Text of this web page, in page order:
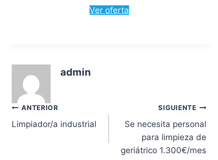
Ver oferta
admin
Navegación
de
ANTERIOR
Limpiador/a industrial
SIGUIENTE
Se necesita personal
para limpieza de
geriátrico 1.300€/mes